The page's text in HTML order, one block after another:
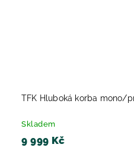
TFK Hluboká korba mono/
Skladem
9 999 Kč